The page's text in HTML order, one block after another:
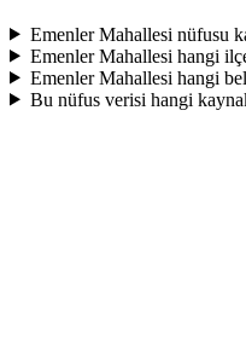
Emenler Mahallesi nüfusu
Emenler Mahallesi hangi
Emenler Mahallesi hangi
Bu nüfus verisi hangi